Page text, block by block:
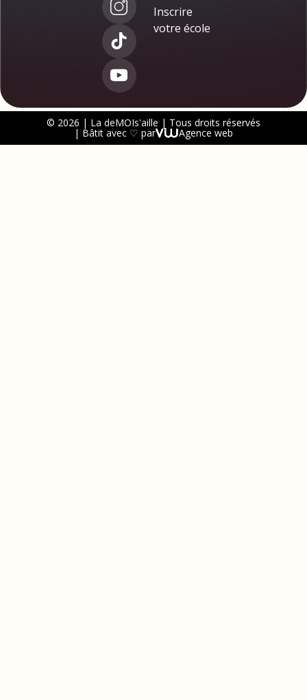
Inscrire
votre école
© 2026 | La deMOIs'aille | Tous droits réservés
| Bâtit avec ♡ par Agence web